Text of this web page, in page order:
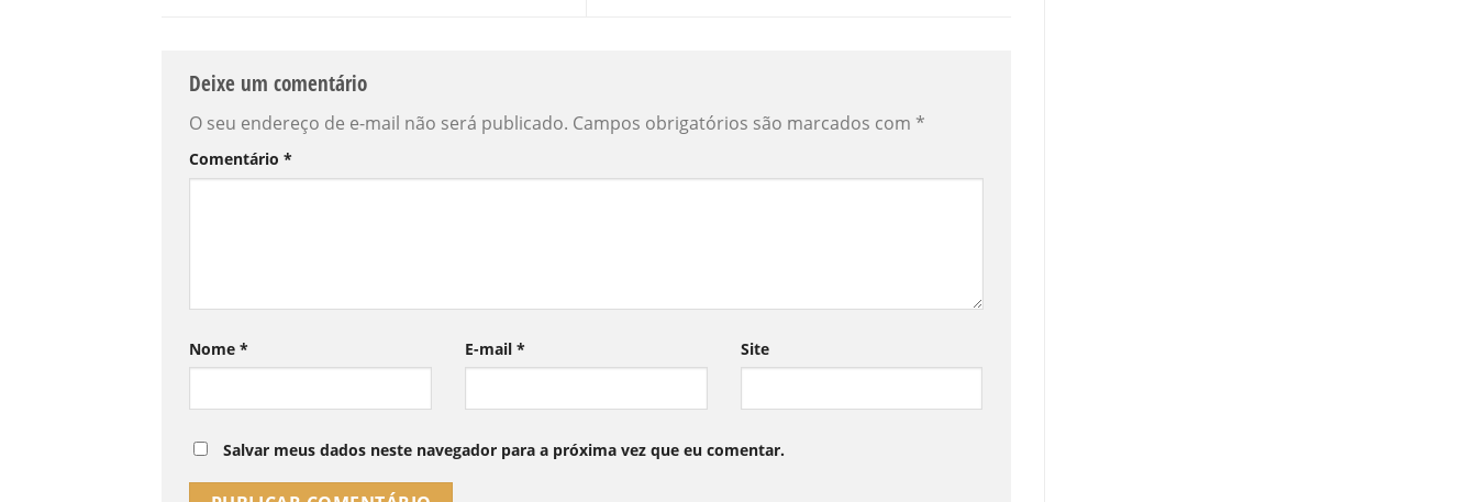
Deixe um comentário
O seu endereço de e-mail não será publicado. Campos obrigatórios são marcados com *
Comentário *
Nome * E-mail * Site
Salvar meus dados neste navegador para a próxima vez que eu comentar.